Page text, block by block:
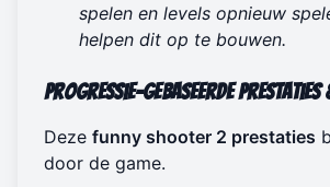
spelen en levels opnieuw
helpen dit op te bouwen.
Progressie-Gebaseerde Prestaties
Deze funny shooter 2 prestaties
door de game.